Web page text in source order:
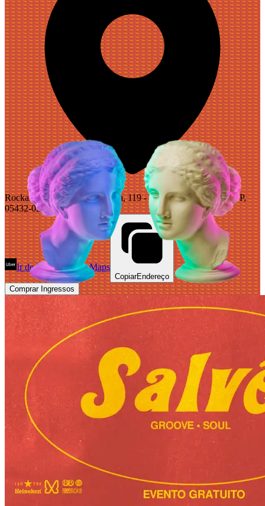
Rockambole, R. Belmiro Braga, 119 - Pinheiros, São Paulo - SP,
05432-020, Brazil
Ir de Uber Abrir Maps
CopiarEndereço
Comprar Ingressos